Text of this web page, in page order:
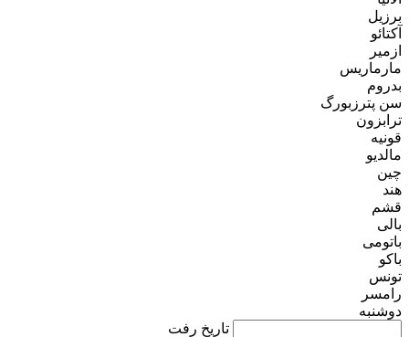
برزیل
آکتائو
ازمیر
مارماریس
بدروم
سن پترزبورگ
ترابزون
قونیه
مالدیو
چین
هند
قشم
بالی
باتومی
باکو
تونس
رامسر
دوشنبه
تاریخ رفت